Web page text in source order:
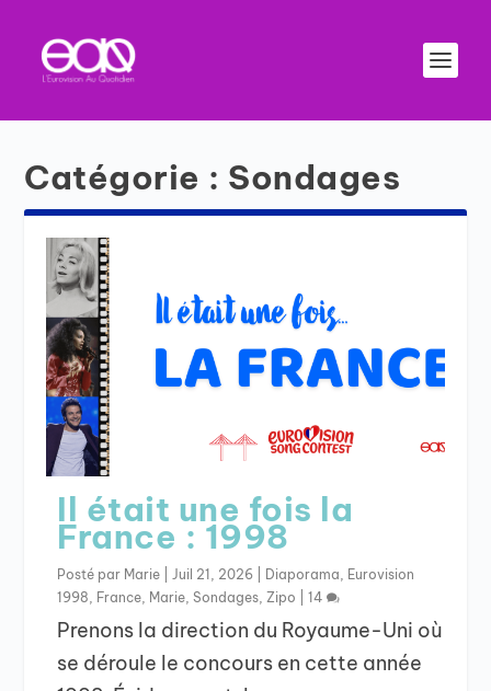
Catégorie : Sondages
Il était une fois la
France : 1998
Posté par Marie Juil 21, 2026 Diaporama
Eurovision
1998
France Marie ,Sondages ,Zipo |14
Prenons la direction du Royaume-Uni où
se déroule le concours en cette année